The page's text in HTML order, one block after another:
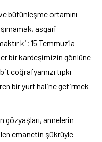
bütünleşme ortamını
asgarî
ki; 15 Temmuz’la
bir kardeşimizin gönlüne
coğrafyamızı tıpkı
bir yurt haline getirmek
gözyaşları, annelerin
emanetin şükrüyle